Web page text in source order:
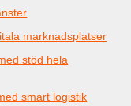
marknadsplatser
stöd hela
smart logistik